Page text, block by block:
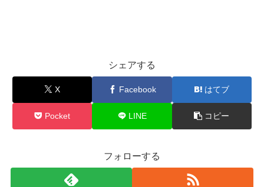
シェアする
X Facebook はてブ
Pocket LINE コピー
フォローする